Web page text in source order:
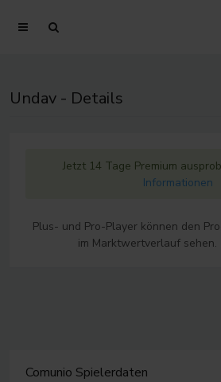
Undav - Details
Jetzt 14 Tage Premium
Informationen
Plus- und Pro-Player können den
im Marktwertverlauf sehen.
Comunio Spielerdaten